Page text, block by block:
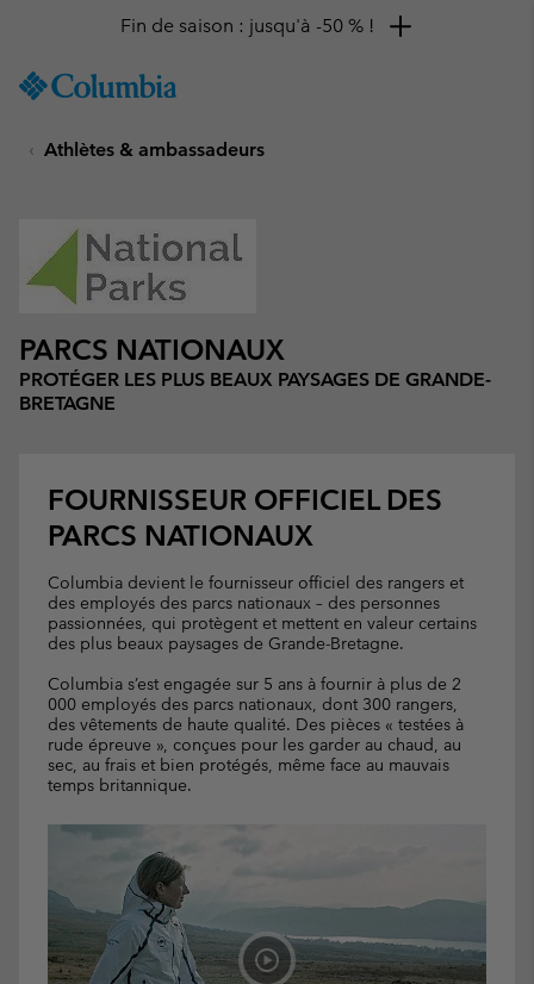
TO
SKIP
SKIP
TO
SEARCH
Remise de 10 % à saisir
Athlètes & ambassadeurs
PARCS NATIONAUX
PROTÉGER LES PLUS BEAUX PAYSAGES DE GRANDE-
BRETAGNE
FOURNISSEUR OFFICIEL DES
PARCS NATIONAUX
Columbia devient le fournisseur officiel des rangers et
des employés des parcs nationaux – des personnes
passionnées, qui protègent et mettent en valeur certains
des plus beaux paysages de Grande-Bretagne.
Columbia s’est engagée sur 5 ans à fournir à plus de 2
000 employés des parcs nationaux, dont 300 rangers,
des vêtements de haute qualité. Des pièces « testées à
rude épreuve », conçues pour les garder au chaud, au
sec, au frais et bien protégés, même face au mauvais
temps britannique.